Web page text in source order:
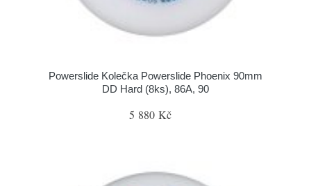
Powerslide Kolečka Powerslide Phoenix 90mm
DD Hard (8ks), 86A, 90
5 880 Kč